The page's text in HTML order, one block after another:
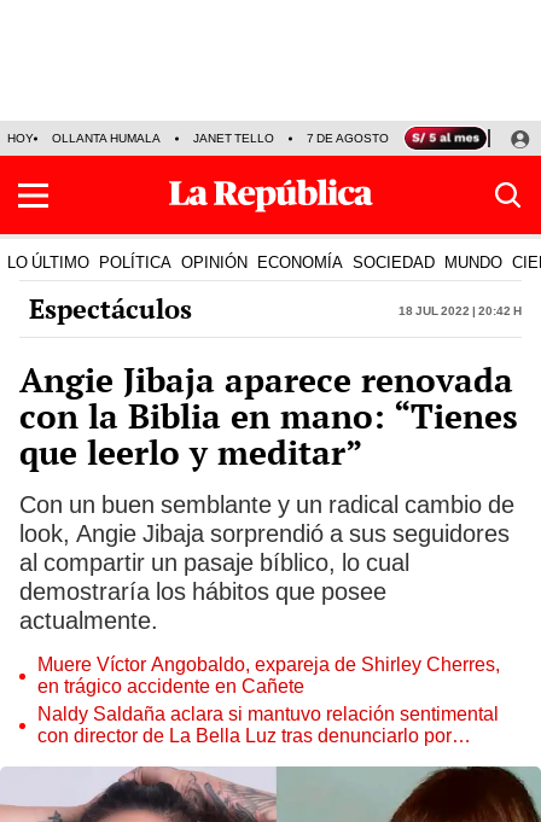
HOY OLLANTA HUMALA JANET TELLO 7 DE AGOSTO TINKA RESULTADOS
LO ÚLTIMO POLÍTICA OPINIÓN ECONOMÍA SOCIEDAD MUNDO
Espectáculos 18 Jul 2022 | 20:42 h
Angie Jibaja aparece renovada
con la Biblia en mano: “Tienes
que leerlo y meditar”
Con un buen semblante y un radical cambio de
look, Angie Jibaja sorprendió a sus seguidores
al compartir un pasaje bíblico, lo cual
demostraría los hábitos que posee
actualmente.
Muere Víctor Angobaldo, expareja de Shirley Cherres,
en trágico accidente en Cañete
Naldy Saldaña aclara si mantuvo relación sentimental
con director de La Bella Luz tras denunciarlo por